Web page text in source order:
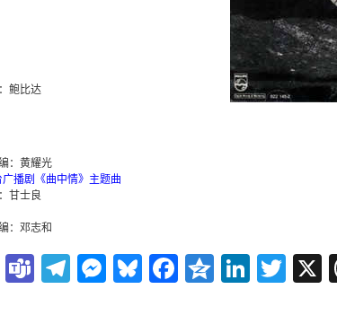
鲍比达
：黄耀光
播剧《曲中情》主题曲
甘士良
：邓志和
Douban
TeamsTelegram
Messenger
Bluesky
Facebook
Qzone